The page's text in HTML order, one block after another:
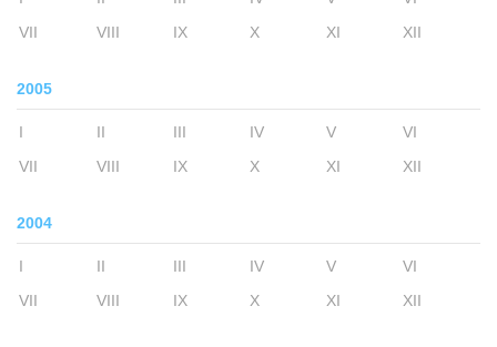
VII
VIII IX X XI XII
2005
I II III IV V
VI
VII
VIII IX X XI XII
2004
I II III IV V
VI
VII
VIII IX X XI XII